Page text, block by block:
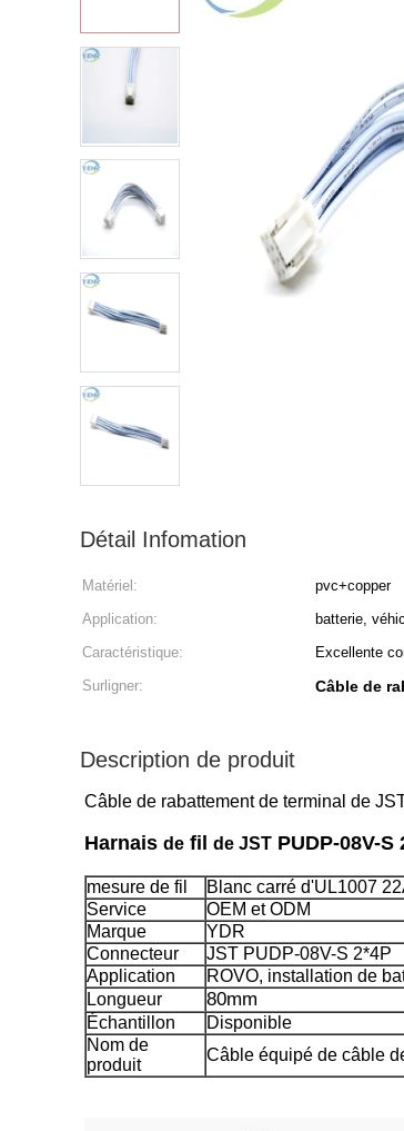
Détail Infomation
Matériel: pvc+copper
Application:
batterie,
Caractéristique:
Excellente
Surligner:
Câble de
Description de produit
Câble de rabattement de terminal de
Harnais de fil de JST PUDP-08V-S
mesure de fil
Blanc carré d'UL1007
Service
OEM et ODM
Marque
YDR
Connecteur
JST PUDP-08V-S 2*4P
Application
ROVO, installation de
Longueur
80mm
Échantillon
Disponible
Nom de
produit
Câble équipé de câble